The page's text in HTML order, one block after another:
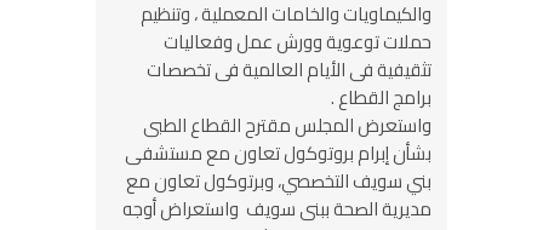
والكيماويات والخامات المعملية ، وتنظيم
حملات توعوية وورش عمل وفعاليات
تثقيفية فى الأيام العالمية فى تخصصات
برامج القطاع .
واستعرض المجلس مقترح القطاع الطبى
بشأن إبرام بروتوكول تعاون مع مستشفى
بني سويف التخصصي، وبرتوكول تعاون مع
مديرية الصحة ببنى سويف واستعراض أوجه